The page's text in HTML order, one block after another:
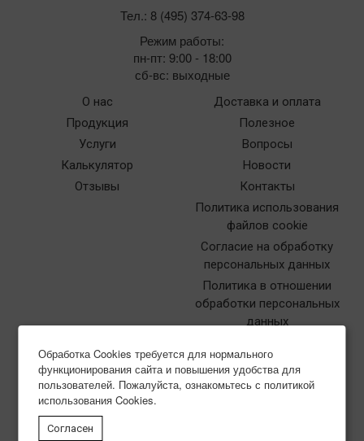
О нас
Продукция
Услуги
Калькулятор
Отзывы
Доставка и оплата
Полезное
Вопросы
Новости
Контакты
Политика использования
файлов cookie
Согласие на обработку
персональных данных
Политика в отношении
обработки персональных
данных
Тел.: 8 (495) 374-63-98
Режим работы:
пн-пт: 9:00 - 18:00
сб-вс: выходные
Обработка Cookies требуется для нормального
функционирования сайта и повышения удобства для
пользователей. Пожалуйста, ознакомьтесь с политикой
использования Cookies.
Согласен